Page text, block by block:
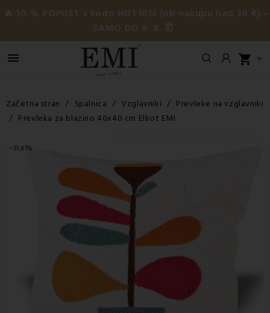
🔥 10 % POPUST s kodo HOT10SI (ob nakupu nad 30 €) –
SAMO DO 9. 8. ⏰
 shopping_cart 
Začetna stran Spalnica Vzglavniki
Prevleke na vzglavniki
Prevleka za blazino 40x40 cm Elliot EMI
−51,61%